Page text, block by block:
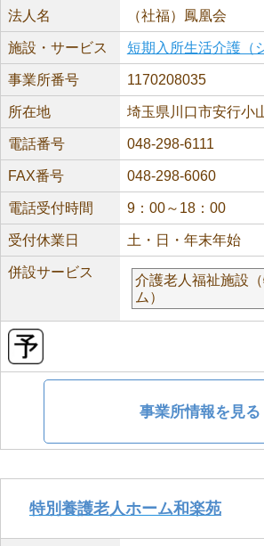
法人名 （社福）鳳凰会
施設・サービス 短期入所生活介護（
事業所番号 1170208035
所在地 埼玉県川口市安行小
電話番号 048-298-6111
FAX番号 048-298-6060
電話受付時間 9：00～18：00
受付休業日 土・日・年末年始
併設サービス
介護老人福祉施設
ム）
事業所情報を見る
特別養護老人ホーム和楽苑